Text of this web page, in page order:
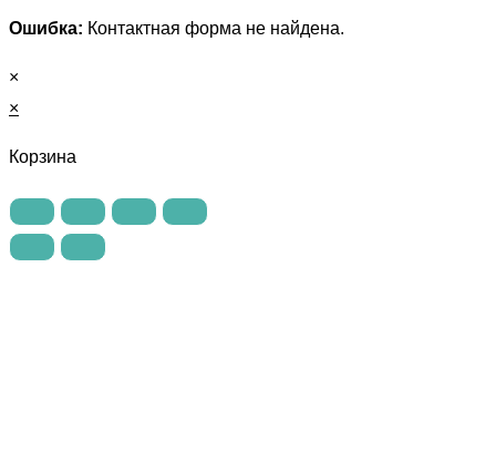
Ошибка: Контактная форма не найдена.
×
×
Корзина